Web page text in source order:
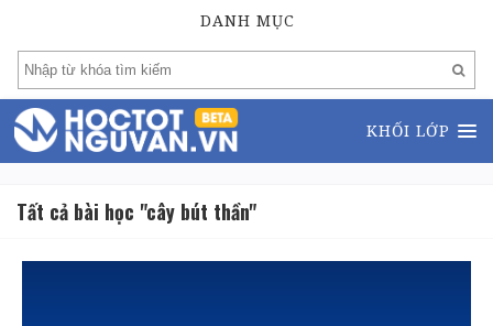
DANH MỤC
KHỐI LỚP
Tất cả bài học "cây bút thần"